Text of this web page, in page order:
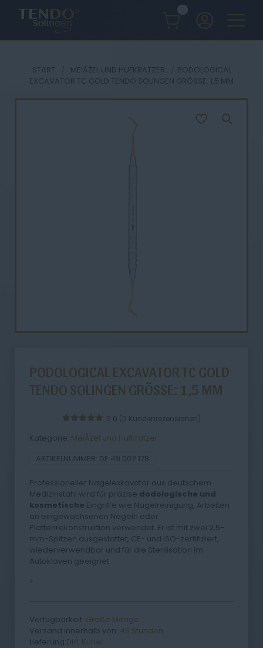
0
START / MEIĂŹEL UND HUFKRATZER
PODOLOGICAL
EXCAVATOR TC GOLD TENDO SOLINGEN GRÖSSE: 1,5 MM
PODOLOGICAL EXCAVATOR TC GOLD
TENDO SOLINGEN GRÖSSE: 1,5 MM
mit5.00
auf
5.0 (0 Kundenrezensionen)
Kategorie: MeiĂźel und Hufkratzer
ARTIKELNUMMER: DE.49.002.178
Professioneller Nagelexkavator aus deutschem
Medizinstahl wird für präzise dodologische und
kosmetische Eingriffe wie Nagelreinigung, Arbeiten
an eingewachsenen Nägeln oder
Plattenrekonstruktion verwendet. Er ist mit zwei 2,5-
mm-Spitzen ausgestattet, CE- und ISO-zertifiziert,
wiederverwendbar und für die Sterilisation im
Autoklaven geeignet.
>
Verfügbarkeit: Große Menge
Versand innerhalb von: 48 Stunden
Lieferung: DHL Kurier